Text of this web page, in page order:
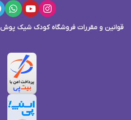
قوانین و مقررات فروشگاه کودک شیک پوش